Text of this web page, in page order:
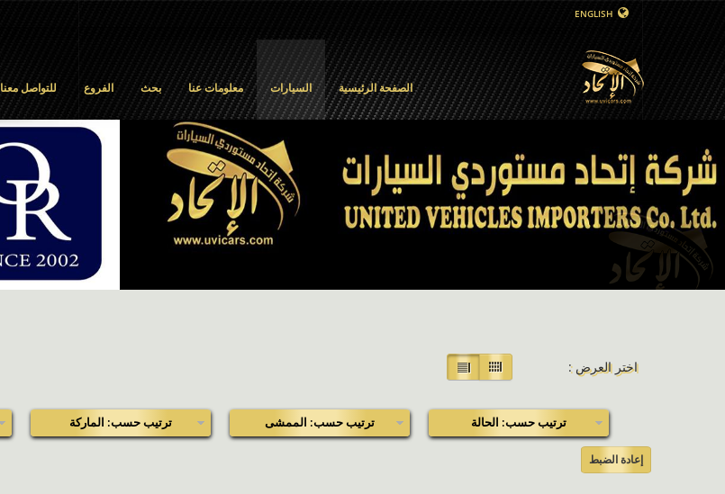
ENGLISH
للتواصل معنا الفروع بحث معلومات عنا السيارات الصفحة الرئيسية
اختر العرض :
ترتيب حسب: الماركة ترتيب حسب: الممشى ترتيب حسب: الحالة
إعادة الضبط